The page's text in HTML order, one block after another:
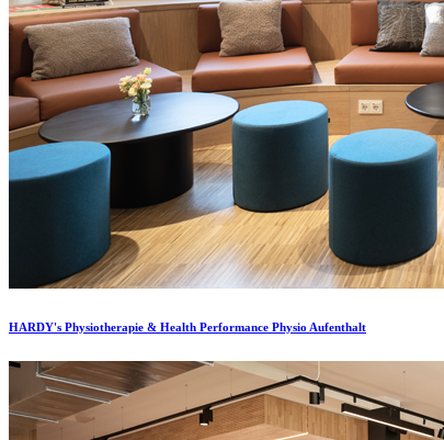
HARDY's Physiotherapie & Health Performance Physio Aufenthalt